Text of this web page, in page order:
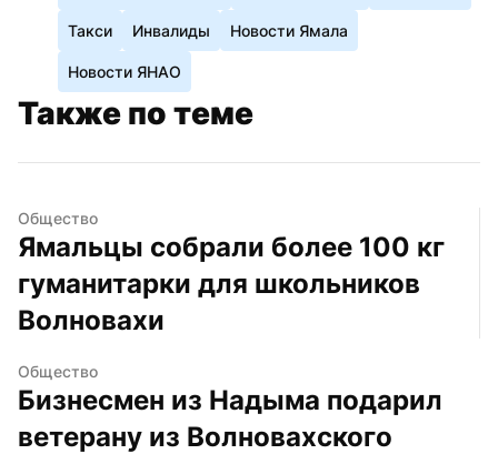
Такси Инвалиды Новости Ямала
Новости ЯНАО
Также по теме
Общество
Ямальцы собрали более 100 кг
гуманитарки для школьников
Волновахи
Общество
Бизнесмен из Надыма подарил
ветерану из Волновахского